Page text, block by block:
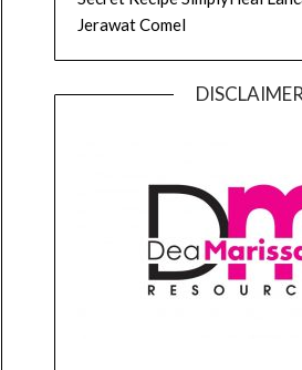
Jerawat Comel
DISCLAIMER